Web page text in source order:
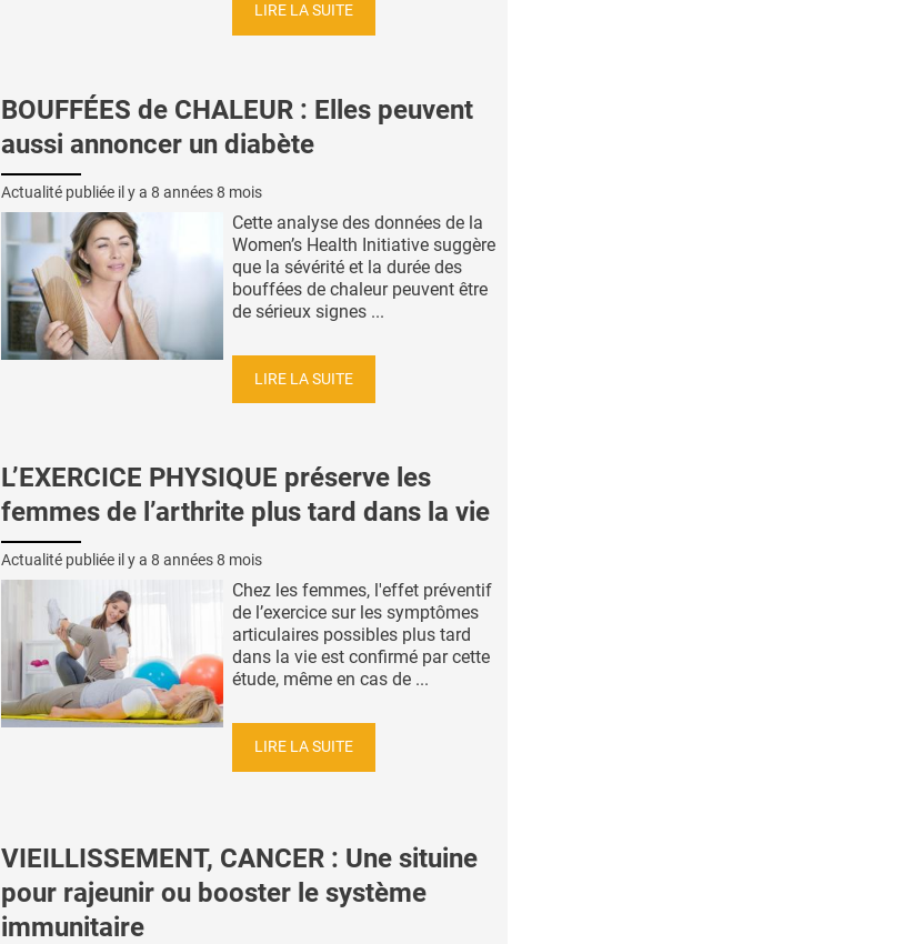
LIRE LA SUITE
BOUFFÉES de CHALEUR : Elles peuvent
aussi annoncer un diabète
Actualité publiée il y a 8 années 8 mois
Cette analyse des données de la
Women’s Health Initiative suggère
que la sévérité et la durée des
bouffées de chaleur peuvent être
de sérieux signes ...
LIRE LA SUITE
L’EXERCICE PHYSIQUE préserve les
femmes de l’arthrite plus tard dans la vie
Actualité publiée il y a 8 années 8 mois
Chez les femmes, l'effet préventif
de l’exercice sur les symptômes
articulaires possibles plus tard
dans la vie est confirmé par cette
étude, même en cas de ...
LIRE LA SUITE
VIEILLISSEMENT, CANCER : Une situine
pour rajeunir ou booster le système
immunitaire